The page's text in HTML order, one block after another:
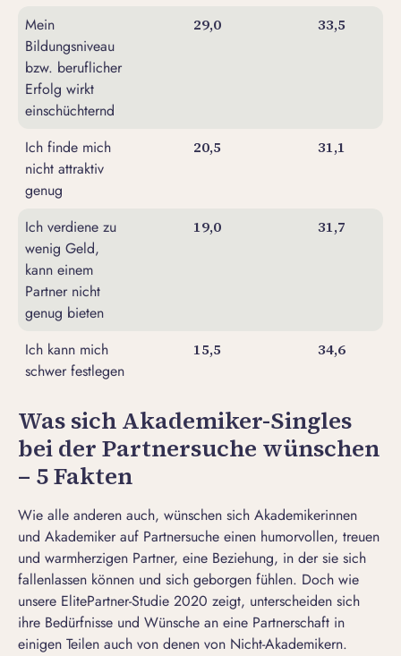
Mein
Bildungsniveau
bzw. beruflicher
Erfolg wirkt
einschüchternd
29,0 33,5
Ich finde mich
nicht attraktiv
genug
20,5 31,1
Ich verdiene zu
wenig Geld,
kann einem
Partner nicht
genug bieten
19,0 31,7
Ich kann mich
schwer festlegen
15,5 34,6
Was sich Akademiker-Singles
bei der Partnersuche wünschen
– 5 Fakten
Wie alle anderen auch, wünschen sich Akademikerinnen
und Akademiker auf Partnersuche einen humorvollen, treuen
und warmherzigen Partner, eine Beziehung, in der sie sich
fallenlassen können und sich geborgen fühlen. Doch wie
unsere ElitePartner-Studie 2020 zeigt, unterscheiden sich
ihre Bedürfnisse und Wünsche an eine Partnerschaft in
einigen Teilen auch von denen von Nicht-Akademikern.